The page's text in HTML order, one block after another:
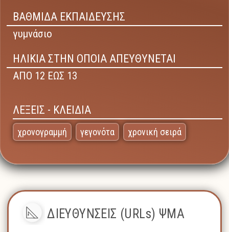
ΒΑΘΜΙΔΑ ΕΚΠΑΙΔΕΥΣΗΣ
γυμνάσιο
ΗΛΙΚΙΑ ΣΤΗΝ ΟΠΟΙΑ ΑΠΕΥΘΥΝΕΤΑΙ
ΑΠΟ 12 ΕΩΣ 13
ΛΕΞΕΙΣ - ΚΛΕΙΔΙΑ
χρονογραμμή γεγονότα χρονική σειρά
ΔΙΕΥΘΥΝΣΕΙΣ (URLs) ΨΜΑ